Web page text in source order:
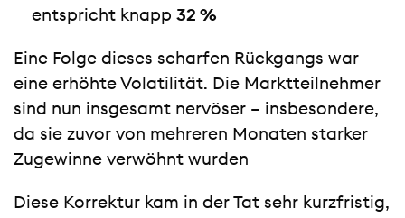
entspricht knapp 32 %
Eine Folge dieses scharfen Rückgangs war
eine erhöhte Volatilität. Die Marktteilnehmer
sind nun insgesamt nervöser – insbesondere,
da sie zuvor von mehreren Monaten starker
Zugewinne verwöhnt wurden
Diese Korrektur kam in der Tat sehr kurzfristig,